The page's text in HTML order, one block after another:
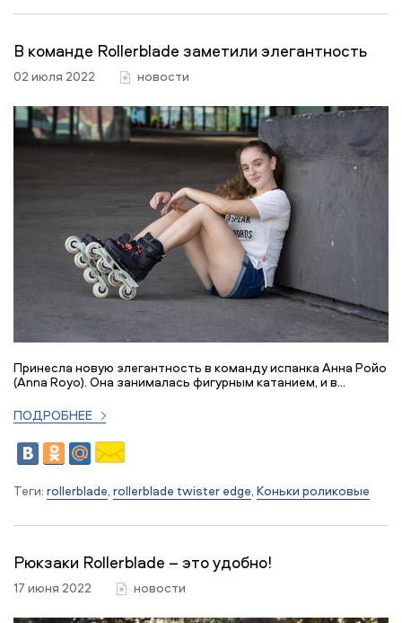
В команде Rollerblade заметили элегантность
02 июля 2022 новости
Принесла новую элегантность в команду испанка Анна Ройо
(Anna Royo). Она занималась фигурным катанием, и в...
ПОДРОБНЕЕ
Теги: rollerblade, rollerblade twister edge, Коньки роликовые
Рюкзаки Rollerblade – это удобно!
17 июня 2022 новости